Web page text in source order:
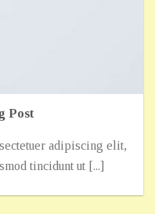
Post
adipiscing elit,
tincidunt ut [...]